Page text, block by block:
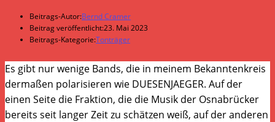
Beitrags-Autor:Bernd Cramer
Beitrag veröffentlicht:23. Mai 2023
Beitrags-Kategorie:Tonträger
Es gibt nur wenige Bands, die in meinem Bekanntenkreis
dermaßen polarisieren wie DUESENJAEGER. Auf der
einen Seite die Fraktion, die die Musik der Osnabrücker
bereits seit langer Zeit zu schätzen weiß, auf der anderen